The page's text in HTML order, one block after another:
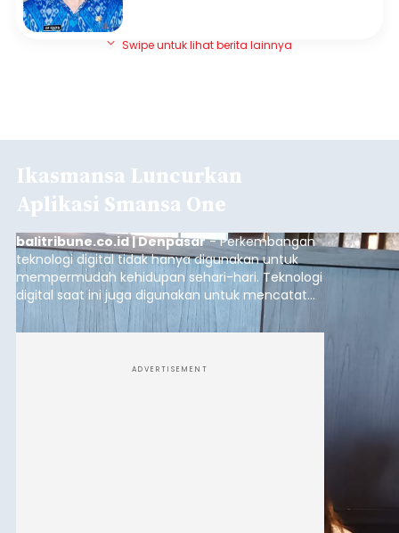
Swipe untuk lihat berita lainnya
Ikasmansa Luncurkan
Aplikasi Smansa One
balitribune.co.id | Denpasar- Perkembangan
teknologi digital tidak hanya digunakan untuk
mempermudah kehidupan sehari-hari. Teknologi
digital saat ini juga digunakan untuk mencatat
dan mengelola data base alumni dari suatu
sekolah, salah satunya adalah alumni SMA 1
ADVERTISEMENT